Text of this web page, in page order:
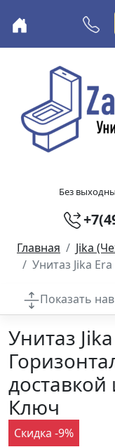
Перейти к
Без
Главная
Jika
Унитаз Jika
Показать
Унитаз
Ключ
Скидка -9%